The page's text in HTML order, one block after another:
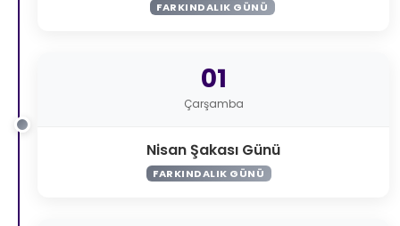
FARKINDALIK GÜNÜ
01
Çarşamba
Nisan Şakası Günü
FARKINDALIK GÜNÜ